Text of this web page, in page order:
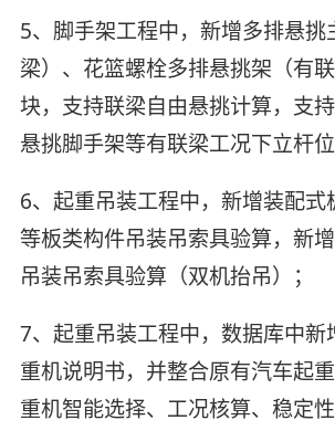
5、脚手架工程中，新增多排悬挑
梁）、花篮螺栓多排悬挑架（有
块，支持联梁自由悬挑计算，支持
悬挑脚手架等有联梁工况下立杆位
6、起重吊装工程中，新增装配式
等板类构件吊装吊索具验算，新
吊装吊索具验算（双机抬吊）；
7、起重吊装工程中，数据库中新
重机说明书，并整合原有汽车起
重机智能选择、工况核算、稳定